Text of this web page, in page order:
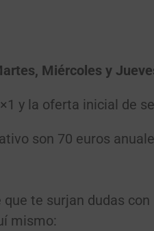
Miércoles y
y la oferta inicial de
son 70 euros
que te surjan dudas
mismo: